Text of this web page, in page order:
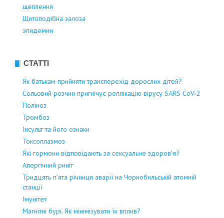
щеплення
Щитоподібна залоза
эпидемии
СТАТТІ
Як батькам прийняти трансперехід дорослих дітей?
Сольовий розчин пригнічує реплікацію вірусу SARS CoV-2
Поліноз
Тромбоз
Інсульт та його ознаки
Токсоплазмоз
Які гормони відповідають за сексуальне здоров’я?
Алергічний риніт
Тридцять п’ята річниця аварії на Чорнобильській атомній
станції
Імунітет
Магнітні бурі. Як мінімізувати їх вплив?